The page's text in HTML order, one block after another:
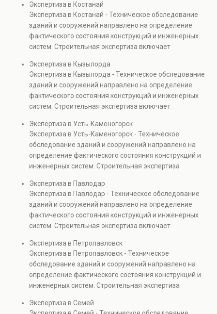
элементов и оценку эксплуатационной безопасности.
Услуга востребована при покупке недвижимости,
капитальном ремонте и реконструкции объектов, а
также при судебных разбирательствах и технических
проверках.
Экспертиза в Костанай
Экспертиза в Костанай - Техническое обследование
зданий и сооружений направлено на определение
фактического состояния конструкций и инженерных
систем. Строительная экспертиза включает
элементов и оценку эксплуатационной безопасности.
Услуга востребована при покупке недвижимости,
капитальном ремонте и реконструкции объектов, а
также при судебных разбирательствах и технических
проверках.
Экспертиза в Кызылорда
Экспертиза в Кызылорда - Техническое обследование
зданий и сооружений направлено на определение
фактического состояния конструкций и инженерных
систем. Строительная экспертиза включает
элементов и оценку эксплуатационной безопасности.
Услуга востребована при покупке недвижимости,
капитальном ремонте и реконструкции объектов, а
также при судебных разбирательствах и технических
проверках.
Экспертиза в Усть-Каменогорск
Экспертиза в Усть-Каменогорск - Техническое
обследование зданий и сооружений направлено на
определение фактического состояния конструкций и
инженерных систем. Строительная экспертиза
прочности элементов и оценку эксплуатационной
безопасности. Услуга востребована при покупке
недвижимости, капитальном ремонте и реконструкции
объектов, а также при судебных разбирательствах и
технических проверках.
Экспертиза в Павлодар
Экспертиза в Павлодар - Техническое обследование
зданий и сооружений направлено на определение
фактического состояния конструкций и инженерных
систем. Строительная экспертиза включает
элементов и оценку эксплуатационной безопасности.
Услуга востребована при покупке недвижимости,
капитальном ремонте и реконструкции объектов, а
также при судебных разбирательствах и технических
проверках.
Экспертиза в Петропавловск
Экспертиза в Петропавловск - Техническое
обследование зданий и сооружений направлено на
определение фактического состояния конструкций и
инженерных систем. Строительная экспертиза
прочности элементов и оценку эксплуатационной
Экспертиза в Семей